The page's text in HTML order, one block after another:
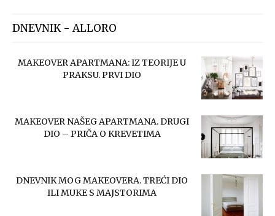
DNEVNIK - ALLORO
MAKEOVER APARTMANA: IZ TEORIJE U
PRAKSU. PRVI DIO
MAKEOVER NAŠEG APARTMANA. DRUGI
DIO – PRIČA O KREVETIMA
DNEVNIK MOG MAKEOVERA. TREĆI DIO
ILI MUKE S MAJSTORIMA